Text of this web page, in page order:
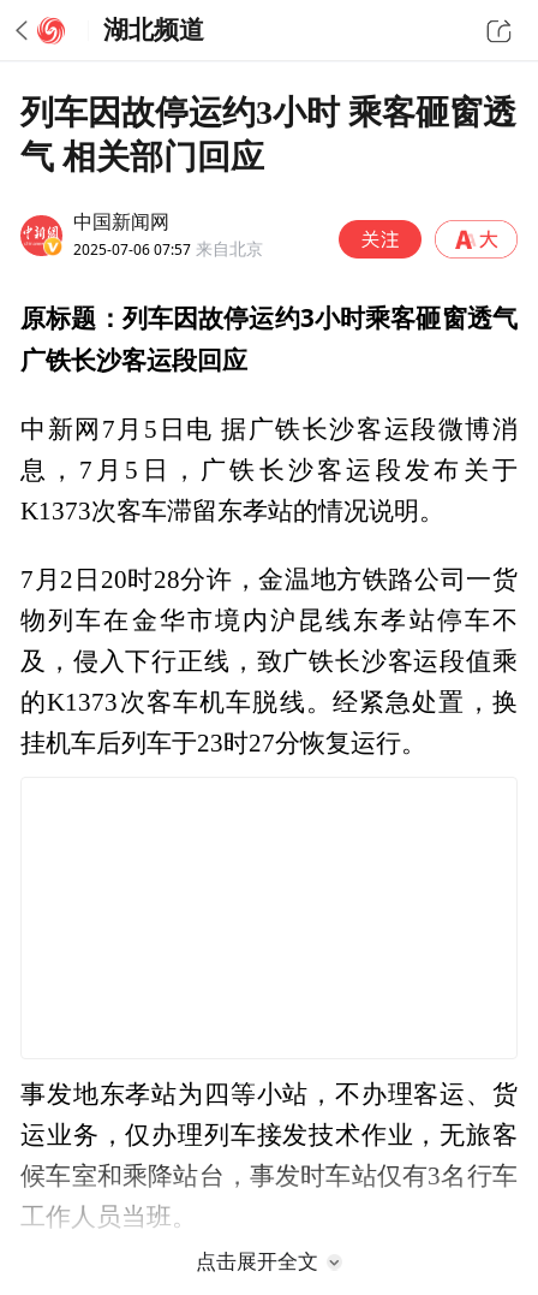
湖北频道
列车因故停运约3小时 乘客砸窗透
气 相关部门回应
中国新闻网
2025-07-06 07:57 来自北京
原标题：列车因故停运约3小时乘客砸窗透气
广铁长沙客运段回应
中新网7月5日电 据广铁长沙客运段微博消
息，7月5日，广铁长沙客运段发布关于
K1373次客车滞留东孝站的情况说明。
7月2日20时28分许，金温地方铁路公司一货
物列车在金华市境内沪昆线东孝站停车不
及，侵入下行正线，致广铁长沙客运段值乘
的K1373次客车机车脱线。经紧急处置，换
挂机车后列车于23时27分恢复运行。
事发地东孝站为四等小站，不办理客运、货
运业务，仅办理列车接发技术作业，无旅客
候车室和乘降站台，事发时车站仅有3名行车
工作人员当班。
点击展开全文